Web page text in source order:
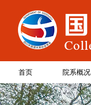
首页 院系概况